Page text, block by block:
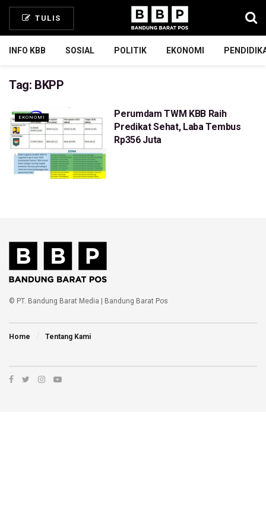
TULIS
INFO KBB SOSIAL POLITIK EKONOMI
Tag: BKPP
EKONOMI
Perumdam TWM KBB Raih
Predikat Sehat, Laba Tembus
Rp356 Juta
© PT. Bandung Barat Media | Bandung Barat Pos
Home Tentang Kami